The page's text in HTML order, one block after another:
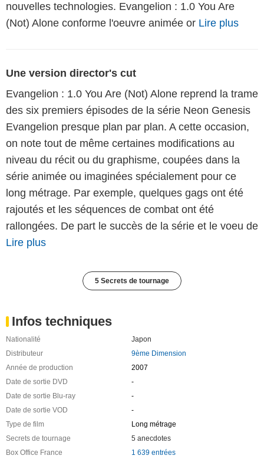
nouvelles technologies. Evangelion : 1.0 You Are
(Not) Alone conforme l'oeuvre animée or Lire plus
Une version director's cut
Evangelion : 1.0 You Are (Not) Alone reprend la trame
des six premiers épisodes de la série Neon Genesis
Evangelion presque plan par plan. A cette occasion,
on note tout de même certaines modifications au
niveau du récit ou du graphisme, coupées dans la
série animée ou imaginées spécialement pour ce
long métrage. Par exemple, quelques gags ont été
rajoutés et les séquences de combat ont été
rallongées. De part le succès de la série et le voeu de
Lire plus
5 Secrets de tournage
Infos techniques
Nationalité
Japon
Distributeur
9ème Dimension
Année de production
2007
Date de sortie DVD
-
Date de sortie Blu-ray
-
Date de sortie VOD
-
Type de film
Long métrage
Secrets de tournage
5 anecdotes
Box Office France
1 639 entrées